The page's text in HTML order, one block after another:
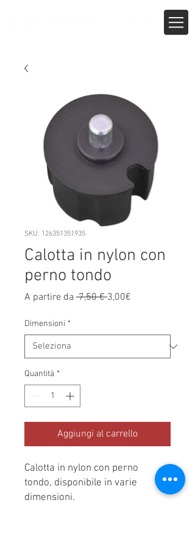
SKU: 126351351935
Calotta in nylon con
perno tondo
A partire da 7,50 € Prezzo regolare
3,00€
Dimensioni *
Quantità *
Aggiungi al carrello
Calotta in nylon con perno
tondo, disponibile in varie
dimensioni.